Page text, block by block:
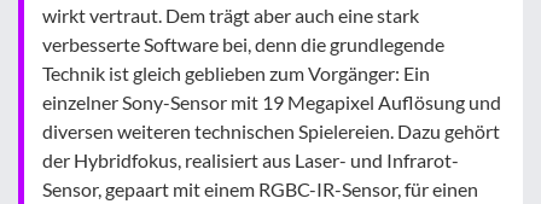
wirkt vertraut. Dem trägt aber auch eine stark
verbesserte Software bei, denn die grundlegende
Technik ist gleich geblieben zum Vorgänger: Ein
einzelner Sony-Sensor mit 19 Megapixel Auflösung und
diversen weiteren technischen Spielereien. Dazu gehört
der Hybridfokus, realisiert aus Laser- und Infrarot-
Sensor, gepaart mit einem RGBC-IR-Sensor, für einen